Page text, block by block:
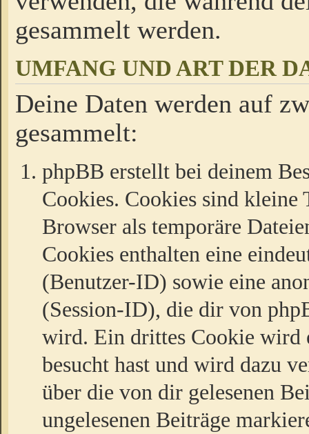
gesammelt werden.
UMFANG UND ART DER
Deine Daten werden auf
gesammelt:
phpBB erstellt bei deinem
Cookies. Cookies sind kleine
Browser als temporäre
Cookies enthalten eine
(Benutzer-ID) sowie eine
(Session-ID), die dir von
wird. Ein drittes Cookie wird
besucht hast und wird dazu
über die von dir gelesenen
ungelesenen Beiträge